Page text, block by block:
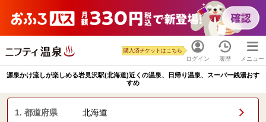
ログイン
購入済チケットはこちら
履歴 メニュー
源泉かけ流しが楽しめる岩見沢駅(北海道)近くの温泉、日帰り温泉、スーパー銭湯おす
すめ
1. 都道府県 北海道